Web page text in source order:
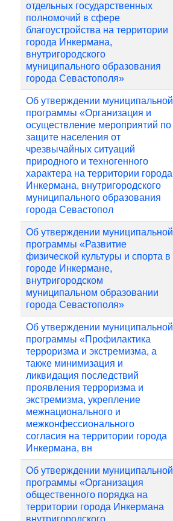
отдельных государственных
полномочий в сфере
благоустройства на территории
города Инкермана,
внутригородского
муниципального образования
города Севастополя»
Об утверждении муниципальной
программы «Организация и
осуществление мероприятий по
защите населения от
чрезвычайных ситуаций
природного и техногенного
характера на территории города
Инкермана, внутригородского
муниципального образования
города Севастопол
Об утверждении муниципальной
программы «Развитие
физической культуры и спорта в
городе Инкермане,
внутригородском
муниципальном образовании
города Севастополя»
Об утверждении муниципальной
программы «Профилактика
терроризма и экстремизма, а
также минимизация и
ликвидация последствий
проявления терроризма и
экстремизма, укрепление
межнационального и
межконфессионального
согласия на территории города
Инкермана, вн
Об утверждении муниципальной
программы «Организация
общественного порядка на
территории города Инкермана